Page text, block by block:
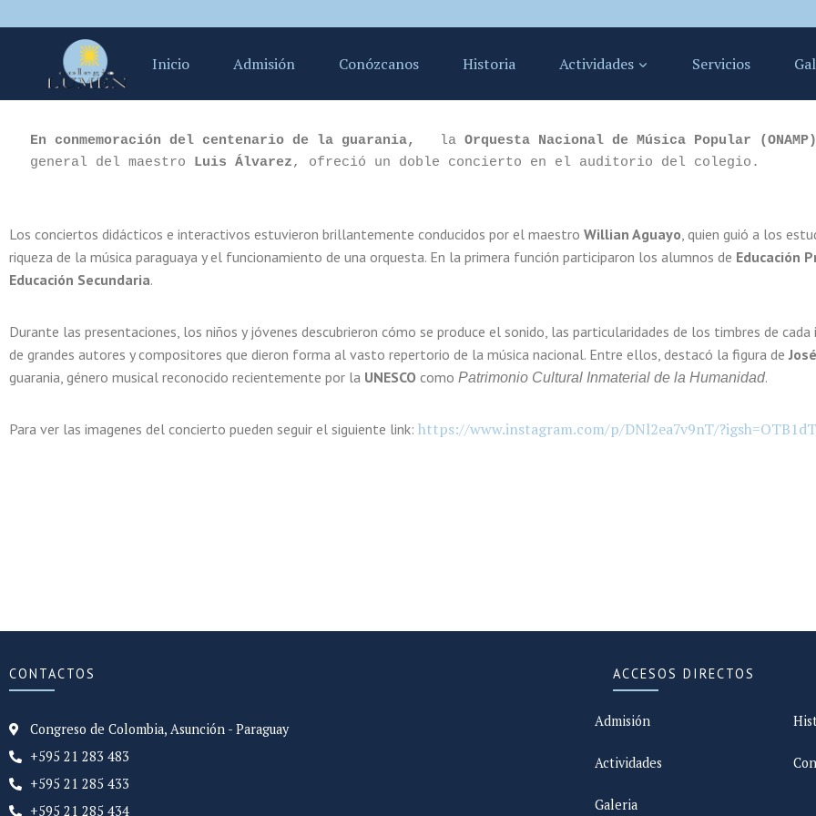
Inicio Admisión Conózcanos Historia Actividades Servicios
En conmemoración del centenario de la guarania, la Orquesta Nacional de Música Popular (ONAMP)
general del maestro Luis Álvarez, ofreció un doble concierto en el auditorio del colegio.
Los conciertos didácticos e interactivos estuvieron brillantemente conducidos por el maestro Willian Aguayo, quien guió a los
riqueza de la música paraguaya y el funcionamiento de una orquesta. En la primera función participaron los alumnos de Educación
Educación Secundaria.
Durante las presentaciones, los niños y jóvenes descubrieron cómo se produce el sonido, las particularidades de los timbres de
de grandes autores y compositores que dieron forma al vasto repertorio de la música nacional. Entre ellos, destacó la figura de
guarania, género musical reconocido recientemente por la UNESCO como Patrimonio Cultural Inmaterial de la Humanidad.
Para ver las imagenes del concierto pueden seguir el siguiente link: https://www.instagram.com/p/DNl2ea7v9nT/
CONTACTOS
Congreso de Colombia, Asunción - Paraguay
+595 21 283 483
+595 21 285 433
+595 21 285 434
ACCESOS DIRECTOS
Admisión
Actividades
Galeria